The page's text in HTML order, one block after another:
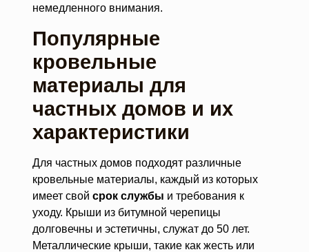
немедленного внимания.
Популярные
кровельные
материалы для
частных домов и их
характеристики
Для частных домов подходят различные
кровельные материалы, каждый из которых
имеет свой срок службы и требования к
уходу. Крыши из битумной черепицы
долговечны и эстетичны, служат до 50 лет.
Металлические крыши, такие как жесть или